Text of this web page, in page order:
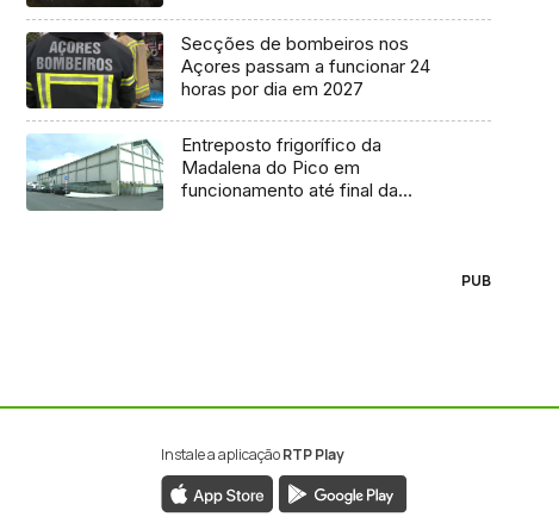
Secções de bombeiros nos
Açores passam a funcionar 24
horas por dia em 2027
Entreposto frigorífico da
Madalena do Pico em
funcionamento até final da
PUB
Instale a aplicaçãoRTP Play